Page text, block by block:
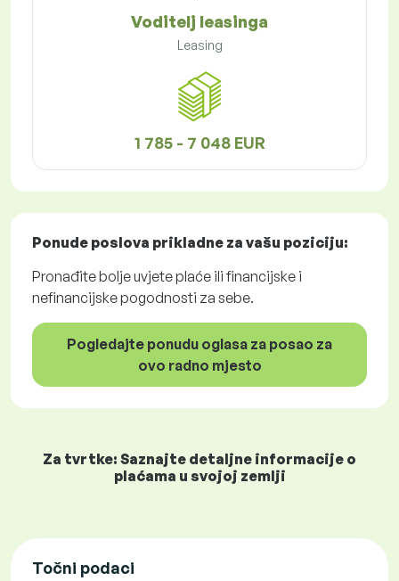
Voditelj leasinga
Leasing
1 785 - 7 048 EUR
Ponude poslova prikladne za vašu poziciju:
Pronađite bolje uvjete plaće ili financijske i
nefinancijske pogodnosti za sebe.
Pogledajte ponudu oglasa za posao za
ovo radno mjesto
Za tvrtke: Saznajte detaljne informacije o
plaćama u svojoj zemlji
Točni podaci